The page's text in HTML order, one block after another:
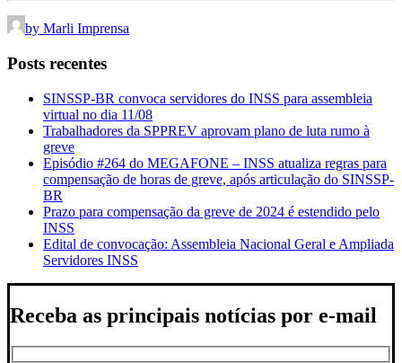
by Marli Imprensa
Posts recentes
SINSSP-BR convoca servidores do INSS para assembleia
virtual no dia 11/08
Trabalhadores da SPPREV aprovam plano de luta rumo à
greve
Episódio #264 do MEGAFONE – INSS atualiza regras para
compensação de horas de greve, após articulação do SINSSP-
BR
Prazo para compensação da greve de 2024 é estendido pelo
INSS
Edital de convocação: Assembleia Nacional Geral e Ampliada
Servidores INSS
Receba as principais notícias por e-mail